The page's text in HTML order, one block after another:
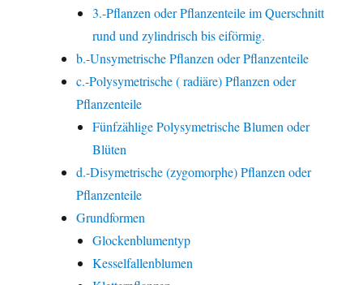
3.-Pflanzen oder Pflanzenteile im Querschnitt
rund und zylindrisch bis eiförmig.
b.-Unsymetrische Pflanzen oder Pflanzenteile
c.-Polysymetrische ( radiäre) Pflanzen oder
Pflanzenteile
Fünfzählige Polysymetrische Blumen oder
Blüten
d.-Disymetrische (zygomorphe) Pflanzen oder
Pflanzenteile
Grundformen
Glockenblumentyp
Kesselfallenblumen